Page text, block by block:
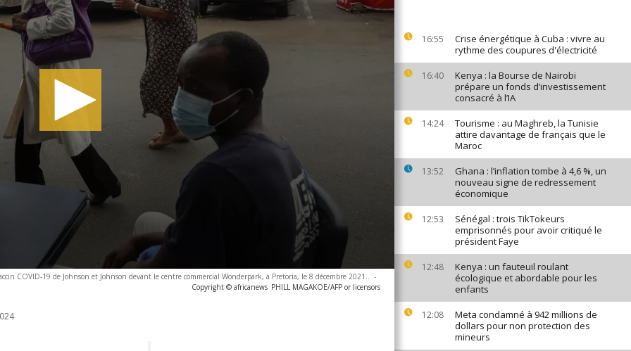
16:55
Crise énergétique à Cuba : vivre au
rythme des coupures d'électricité
16:40
Kenya : la Bourse de Nairobi
prépare un fonds d’investissement
consacré à l’IA
14:24
Tourisme : au Maghreb, la Tunisie
attire davantage de français que le
Maroc
13:52
Ghana : l’inflation tombe à 4,6 %, un
nouveau signe de redressement
économique
12:53
Sénégal : trois TikTokeurs
emprisonnés pour avoir critiqué le
président Faye
12:48
Kenya : un fauteuil roulant
écologique et abordable pour les
enfants
12:08
Meta condamné à 942 millions de
dollars pour non protection des
mineurs
COVID-19 de Johnson et Johnson devant le centre commercial Wonderpark, à Pretoria, le 8 décembre 2021.. -
Copyright © africanews PHILL MAGAKOE/AFP or licensors